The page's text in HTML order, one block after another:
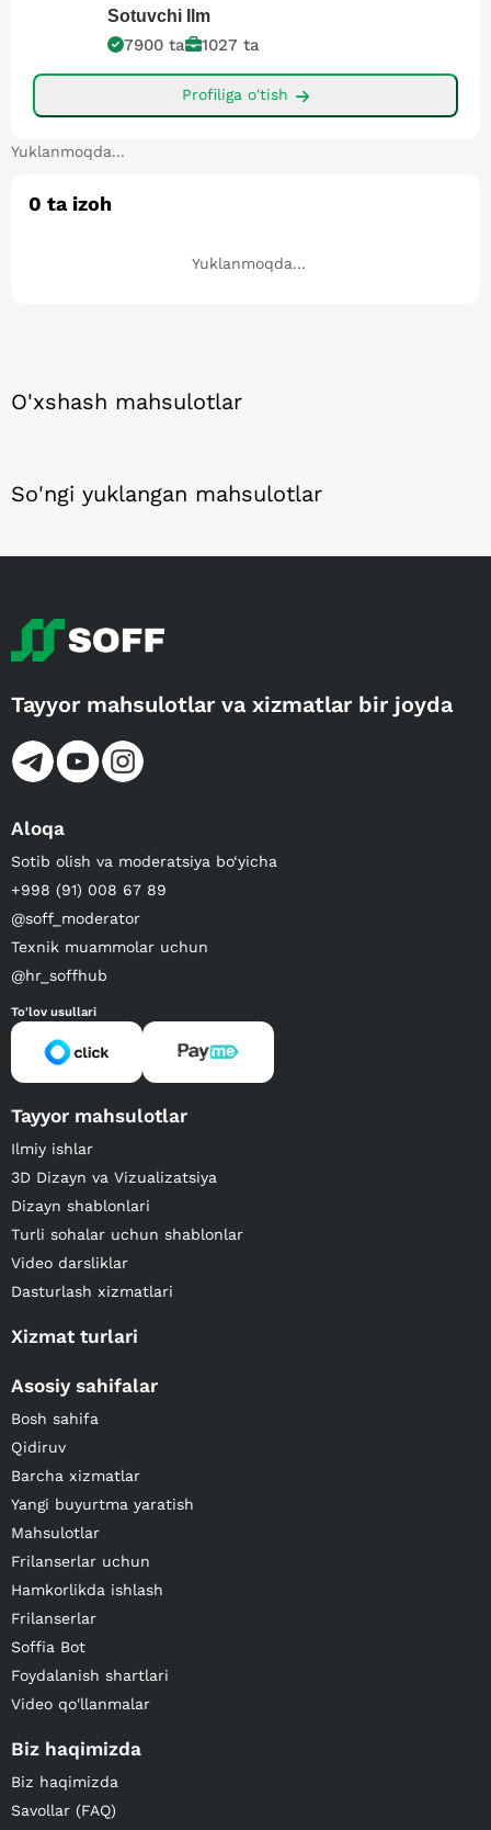
Sotuvchi Ilm
7900 ta 1027 ta
Profiliga o'tish
Yuklanmoqda...
0 ta izoh
Yuklanmoqda...
O'xshash mahsulotlar
So'ngi yuklangan mahsulotlar
Tayyor mahsulotlar va xizmatlar bir joyda
Aloqa
Sotib olish va moderatsiya bo‘yicha
+998 (91) 008 67 89
@soff_moderator
Texnik muammolar uchun
@hr_soffhub
To'lov usullari
Tayyor mahsulotlar
Ilmiy ishlar
3D Dizayn va Vizualizatsiya
Dizayn shablonlari
Turli sohalar uchun shablonlar
Video darsliklar
Dasturlash xizmatlari
Xizmat turlari
Asosiy sahifalar
Bosh sahifa
Qidiruv
Barcha xizmatlar
Yangi buyurtma yaratish
Mahsulotlar
Frilanserlar uchun
Hamkorlikda ishlash
Frilanserlar
Soffia Bot
Foydalanish shartlari
Video qo'llanmalar
Biz haqimizda
Biz haqimizda
Savollar (FAQ)